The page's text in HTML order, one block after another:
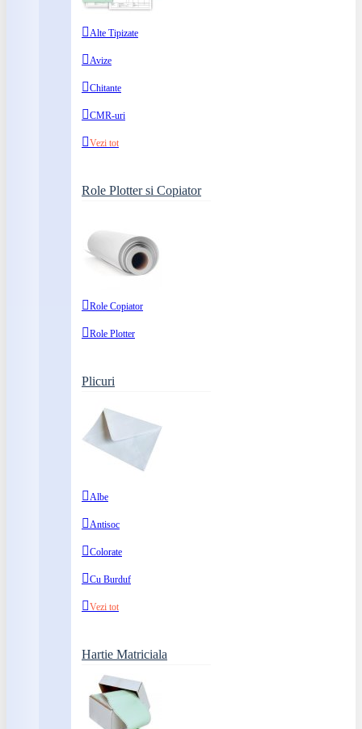
Alte Tipizate
Avize
Chitante
CMR-uri
Vezi tot
Role Plotter si Copiator
Role Copiator
Role Plotter
Plicuri
Albe
Antisoc
Colorate
Cu Burduf
Vezi tot
Hartie Matriciala